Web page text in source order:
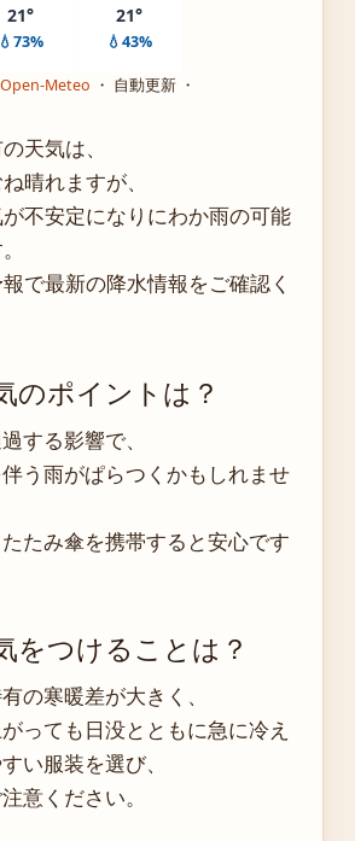
21°
💧73%
21°
💧43%
Open-Meteo ・ 自動更新 ・
天気は、
晴れますが、
不安定になりにわか雨の可能
で最新の降水情報をご確認く
のポイントは？
する影響で、
う雨がぱらつくかもしれませ
たみ傘を携帯すると安心です
をつけることは？
の寒暖差が大きく、
っても日没とともに急に冷え
い服装を選び、
意ください。